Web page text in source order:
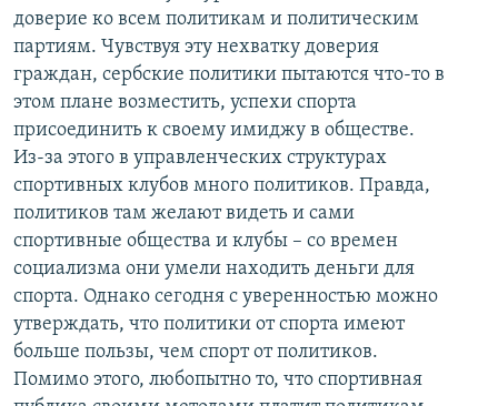
доверие ко всем политикам и политическим
партиям. Чувствуя эту нехватку доверия
граждан, сербские политики пытаются что-то в
этом плане возместить, успехи спорта
присоединить к своему имиджу в обществе.
Из-за этого в управленческих структурах
спортивных клубов много политиков. Правда,
политиков там желают видеть и сами
спортивные общества и клубы – со времен
социализма они умели находить деньги для
спорта. Однако сегодня с уверенностью можно
утверждать, что политики от спорта имеют
больше пользы, чем спорт от политиков.
Помимо этого, любопытно то, что спортивная